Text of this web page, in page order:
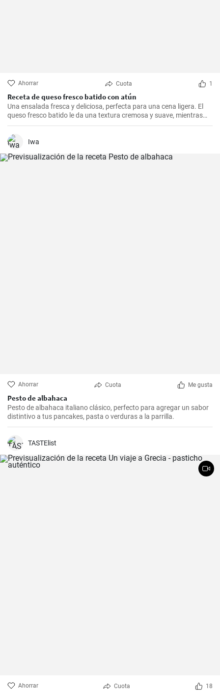
Ahorrar Cuota 1
Receta de queso fresco batido con atún
Una ensalada fresca y deliciosa, perfecta para una cena ligera. El
queso fresco batido le da una textura cremosa y suave, mientras
que el atún le aporta proteínas con el sabor. Suele servirse fría,
acompañada de tostadas o pan integral.
Iwa
Ahorrar Cuota Me gusta
Pesto de albahaca
Pesto de albahaca italiano clásico, perfecto para agregar un sabor
distintivo a tus pancakes, pasta o verduras a la parrilla.
TASTElist
Ahorrar Cuota 18